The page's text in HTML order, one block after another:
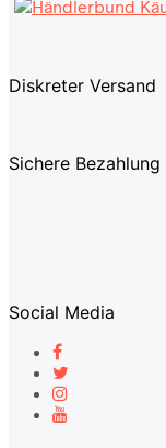
Diskreter Versand
Sichere Bezahlung
Social Media